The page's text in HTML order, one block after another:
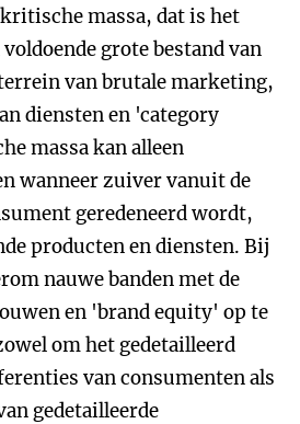
massa, dat is het
grote bestand van
van brutale marketing,
diensten en 'category
massa kan alleen
wanneer zuiver vanuit de
geredeneerd wordt,
producten en diensten. Bij
nauwe banden met de
en 'brand equity' op te
om het gedetailleerd
van consumenten als
gedetailleerde